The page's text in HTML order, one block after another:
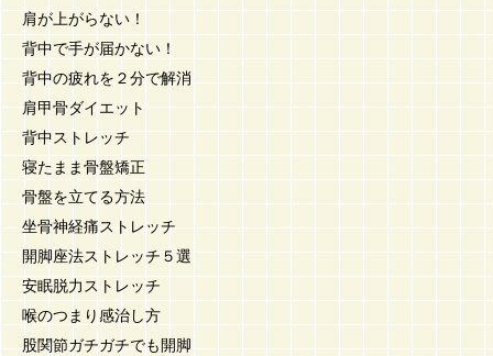
肩が上がらない！
背中で手が届かない！
背中の疲れを２分で解消
肩甲骨ダイエット
背中ストレッチ
寝たまま骨盤矯正
骨盤を立てる方法
坐骨神経痛ストレッチ
開脚座法ストレッチ５選
安眠脱力ストレッチ
喉のつまり感治し方
股関節ガチガチでも開脚